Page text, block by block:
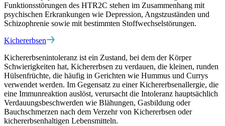
Funktionsstörungen des HTR2C stehen im Zusammenhang mit
psychischen Erkrankungen wie Depression, Angstzuständen und
Schizophrenie sowie mit bestimmten Stoffwechselstörungen.
Kichererbsen
Kichererbsenintoleranz ist ein Zustand, bei dem der Körper
Schwierigkeiten hat, Kichererbsen zu verdauen, die kleinen, runden
Hülsenfrüchte, die häufig in Gerichten wie Hummus und Currys
verwendet werden. Im Gegensatz zu einer Kichererbsenallergie, die
eine Immunreaktion auslöst, verursacht die Intoleranz hauptsächlich
Verdauungsbeschwerden wie Blähungen, Gasbildung oder
Bauchschmerzen nach dem Verzehr von Kichererbsen oder
kichererbsenhaltigen Lebensmitteln.